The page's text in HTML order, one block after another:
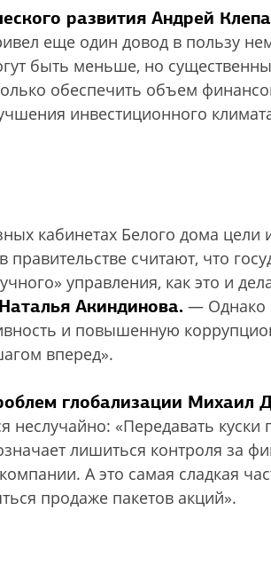
развития Андрей
еще один довод в пользу
быть меньше, но
обеспечить объем
инвестиционного
кабинетах Белого дома
считают, что
управления, как это и
Акиндинова. — Однако
и повышенную
вперед».
глобализации Михаил
неслучайно: «Передавать
лишиться контроля за
А это самая сладкая
продаже пакетов акций».